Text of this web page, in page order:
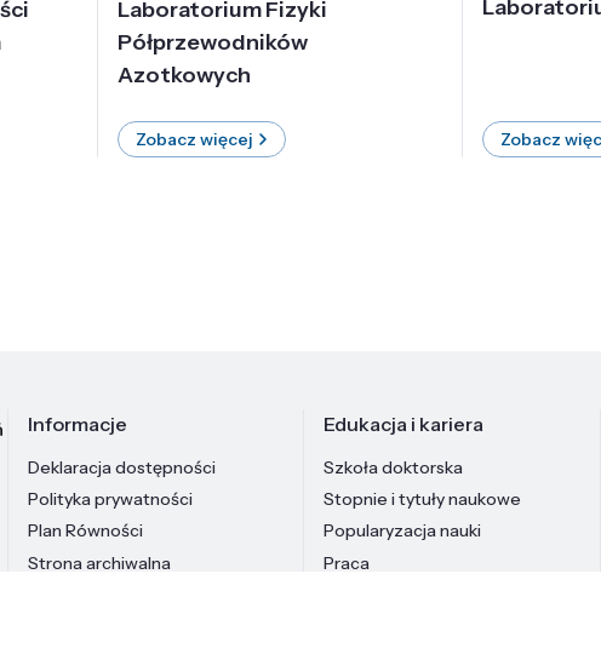
Laboratorium Fizyki
Półprzewodników
Azotkowych
Zobacz więcej Zobacz
Informacje
Deklaracja dostępności
Polityka prywatności
Plan Równości
Strona archiwalna
Edukacja i kariera
Szkoła doktorska
Stopnie i tytuły naukowe
Popularyzacja nauki
Praca